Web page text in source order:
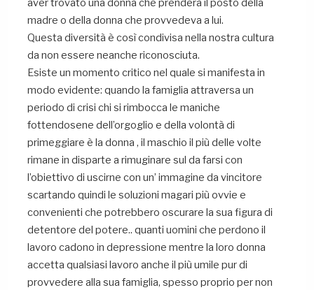
aver trovato una donna che prenderà il posto della
madre o della donna che provvedeva a lui.
Questa diversità è così condivisa nella nostra cultura
da non essere neanche riconosciuta.
Esiste un momento critico nel quale si manifesta in
modo evidente: quando la famiglia attraversa un
periodo di crisi chi si rimbocca le maniche
fottendosene dell’orgoglio e della volontà di
primeggiare è la donna , il maschio il più delle volte
rimane in disparte a rimuginare sul da farsi con
l’obiettivo di uscirne con un’ immagine da vincitore
scartando quindi le soluzioni magari più ovvie e
convenienti che potrebbero oscurare la sua figura di
detentore del potere.. quanti uomini che perdono il
lavoro cadono in depressione mentre la loro donna
accetta qualsiasi lavoro anche il più umile pur di
provvedere alla sua famiglia, spesso proprio per non